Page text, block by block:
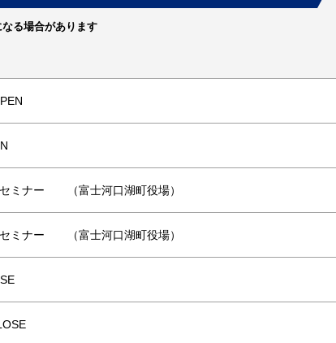
る場合があります
セミナー （富士河口湖町役場）
セミナー （富士河口湖町役場）